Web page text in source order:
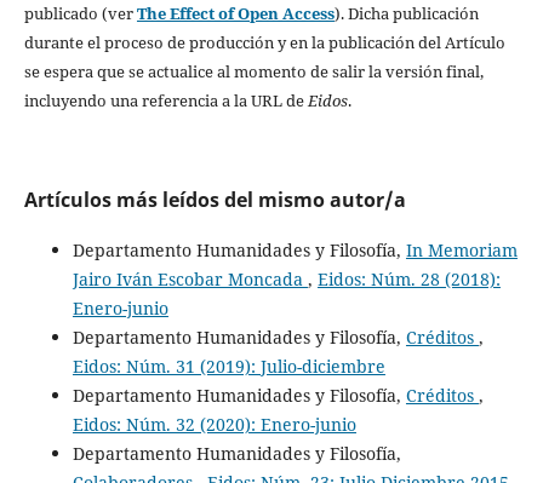
publicado (verThe Effect of Open Access). Dicha publicación
durante el proceso de producción y en la publicación del Artículo
se espera que se actualice al momento de salir la versión final,
incluyendo una referencia a la URL deEidos.
Artículos más leídos del mismo autor/a
Departamento Humanidades y Filosofía, In Memoriam
Jairo Iván Escobar Moncada , Eidos: Núm. 28 (2018):
Enero-junio
Departamento Humanidades y Filosofía, Créditos ,
Eidos: Núm. 31 (2019): Julio-diciembre
Departamento Humanidades y Filosofía, Créditos ,
Eidos: Núm. 32 (2020): Enero-junio
Departamento Humanidades y Filosofía,